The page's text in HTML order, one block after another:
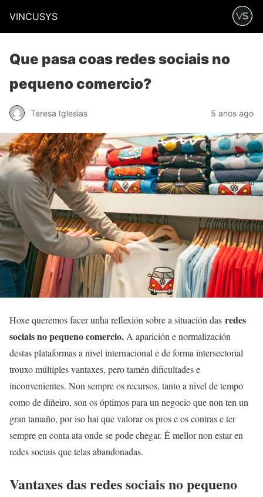
VINCUSYS
Que pasa coas redes sociais no
pequeno comercio?
Teresa Iglesias 5 anos ago
Hoxe queremos facer unha reflexión sobre a situación das redes
sociais no pequeno comercio. A aparición e normalización
destas plataformas a nivel internacional e de forma intersectorial
trouxo múltiples vantaxes, pero tamén dificultades e
inconvenientes. Non sempre os recursos, tanto a nivel de tempo
como de diñeiro, son os óptimos para un negocio que non ten un
gran tamaño, por iso hai que valorar os pros e os contras e ter
sempre en conta ata onde se pode chegar. É mellor non estar en
redes sociais que telas abandonadas.
Vantaxes das redes sociais no pequeno